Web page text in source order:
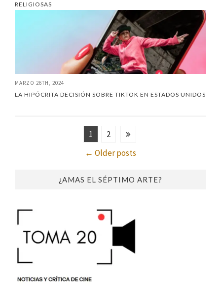
RELIGIOSAS
MARZO 26TH, 2024
LA HIPÓCRITA DECISIÓN SOBRE TIKTOK EN ESTADOS UNIDOS
1
2
← Older posts
¿AMAS EL SÉPTIMO ARTE?